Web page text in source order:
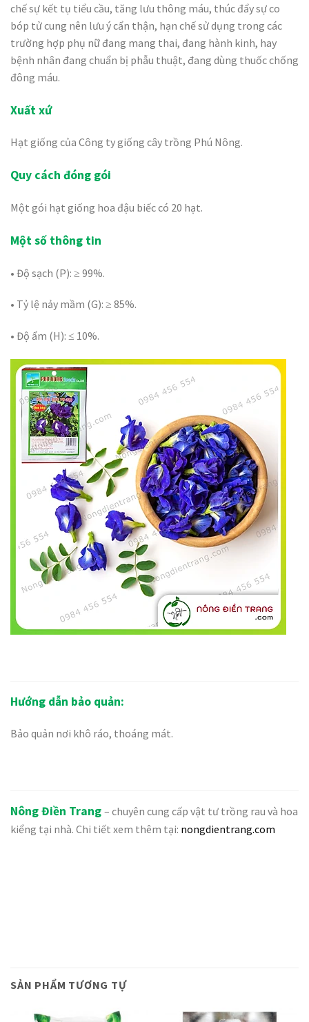
chế sự kết tụ tiểu cầu, tăng lưu thông máu, thúc đẩy sự co
bóp tử cung nên lưu ý cẩn thận, hạn chế sử dụng trong các
trường hợp phụ nữ đang mang thai, đang hành kinh, hay
bệnh nhân đang chuẩn bị phẫu thuật, đang dùng thuốc chống
đông máu.
Xuất xứ
Hạt giống của Công ty giống cây trồng Phú Nông.
Quy cách đóng gói
Một gói hạt giống hoa đậu biếc có 20 hạt.
Một số thông tin
• Độ sạch (P): ≥ 99%.
• Tỷ lệ nảy mầm (G): ≥ 85%.
• Độ ẩm (H): ≤ 10%.
Hướng dẫn bảo quản:
Bảo quản nơi khô ráo, thoáng mát.
Nông Điền Trang – chuyên cung cấp vật tư trồng rau và hoa
kiểng tại nhà. Chi tiết xem thêm tại: nongdientrang.com
SẢN PHẨM TƯƠNG TỰ